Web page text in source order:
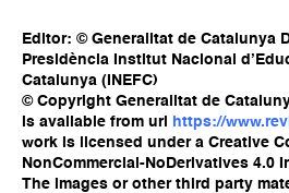
Editor: © Generalitat de Catalunya
Presidència Institut Nacional
Catalunya (INEFC)
© Copyright Generalitat de
is available from url
https://
work is licensed under a Creative
NonCommercial-NoDerivatives 4.0
The images or other third party